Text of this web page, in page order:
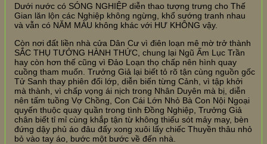
Dưới nước có SÓNG NGHIỆP diễn thao tượng trưng cho Thế
Gian lăn lộn các Nghiệp không ngừng, khổ sướng tranh nhau
và vẫn có NĂM MÀU không khác với HƯ KHÔNG vậy.
Còn nơi đất liền nhà cửa Dân Cư vì điên loạn mê mờ trở thành
SẮC THỤ TƯỞNG HÀNH THỨC, chung lại Ngũ Ấm Lục Trần
hay còn hơn thế cũng vì Đảo Loạn thọ chấp nên hình quay
cuồng tham muốn. Trưởng Giả lại biết tỏ rõ tận cùng nguồn gốc
Tử Sanh thay phiên đổi lớp, diễn biến từng Cảnh, vì tập khởi
mà thành, vì chấp vọng ái nịch trong Nhân Duyên mà bị, diễn
nên tấm tuồng Vợ Chồng, Con Cái Lớn Nhỏ Bà Con Nội Ngoại
quyến thuộc quay quần trong tình Đồng Nghiệp, Trưởng Giả
chân biết tỉ mỉ cùng khắp tận từ không thiếu sót mảy may, bèn
đứng dậy phủ áo đâu đấy xong xuôi lấy chiếc Thuyền thâu nhỏ
bỏ vào tay áo, bước một bước về đến nhà.